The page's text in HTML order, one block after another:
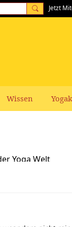
Jetzt
Wissen
Yoga Welt